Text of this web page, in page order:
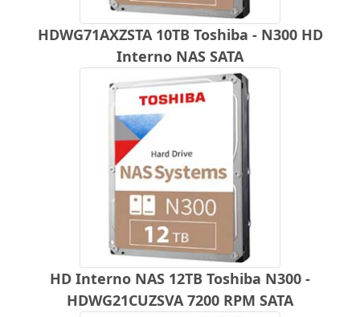
HDWG71AXZSTA 10TB Toshiba - N300 HD
Interno NAS SATA
HD Interno NAS 12TB Toshiba N300 -
HDWG21CUZSVA 7200 RPM SATA